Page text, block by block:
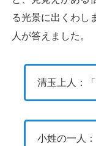
る光景に出くわし
人が答えました。
清玉上人：
小姓の一人